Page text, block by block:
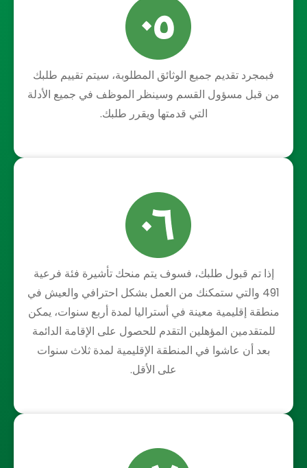
فبمجرد تقديم جميع الوثائق المطلوبة، سيتم تقييم طلبك
من قبل مسؤول القسم وسينظر الموظف في جميع الأدلة
التي قدمتها ويقرر طلبك.
إذا تم قبول طلبك، فسوف يتم منحك تأشيرة فئة فرعية
491 والتي ستمكنك من العمل بشكل احترافي والعيش في
منطقة إقليمية معينة في أستراليا لمدة أربع سنوات، يمكن
للمتقدمين المؤهلين التقدم للحصول على الإقامة الدائمة
بعد أن عاشوا في المنطقة الإقليمية لمدة ثلاث سنوات
على الأقل.